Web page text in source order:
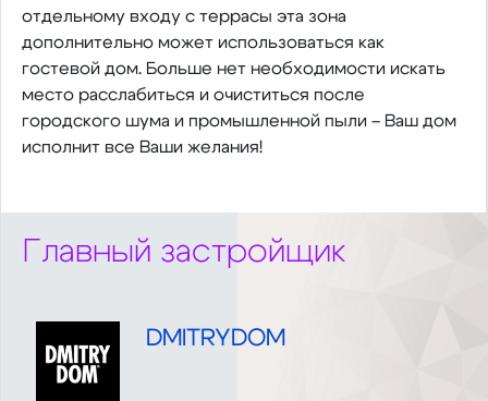
отдельному входу с террасы эта зона
дополнительно может использоваться как
гостевой дом. Больше нет необходимости искать
место расслабиться и очиститься после
городского шума и промышленной пыли – Ваш дом
исполнит все Ваши желания!
Главный застройщик
DMITRYDOM